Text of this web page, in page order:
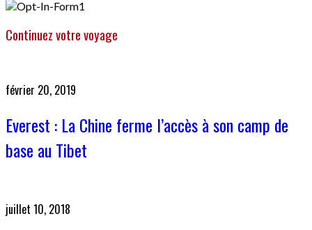
Continuez votre voyage
février 20, 2019
Everest : La Chine ferme l’accès à son camp de
base au Tibet
juillet 10, 2018